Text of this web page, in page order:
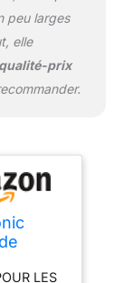
l'air,
et vous
rester au
:
les
peu larges
elle
prix
LES